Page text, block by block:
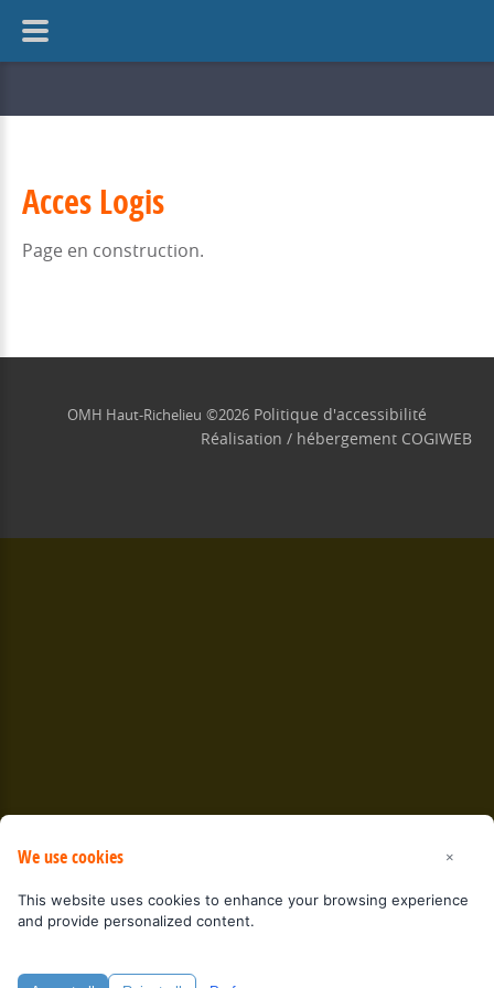
×
We use cookies
This website uses cookies to enhance your browsing experience
and provide personalized content.
Acces Logis
Page en construction.
OMH Haut-Richelieu ©2026 Politique d'accessibilité
Réalisation / hébergement COGIWEB